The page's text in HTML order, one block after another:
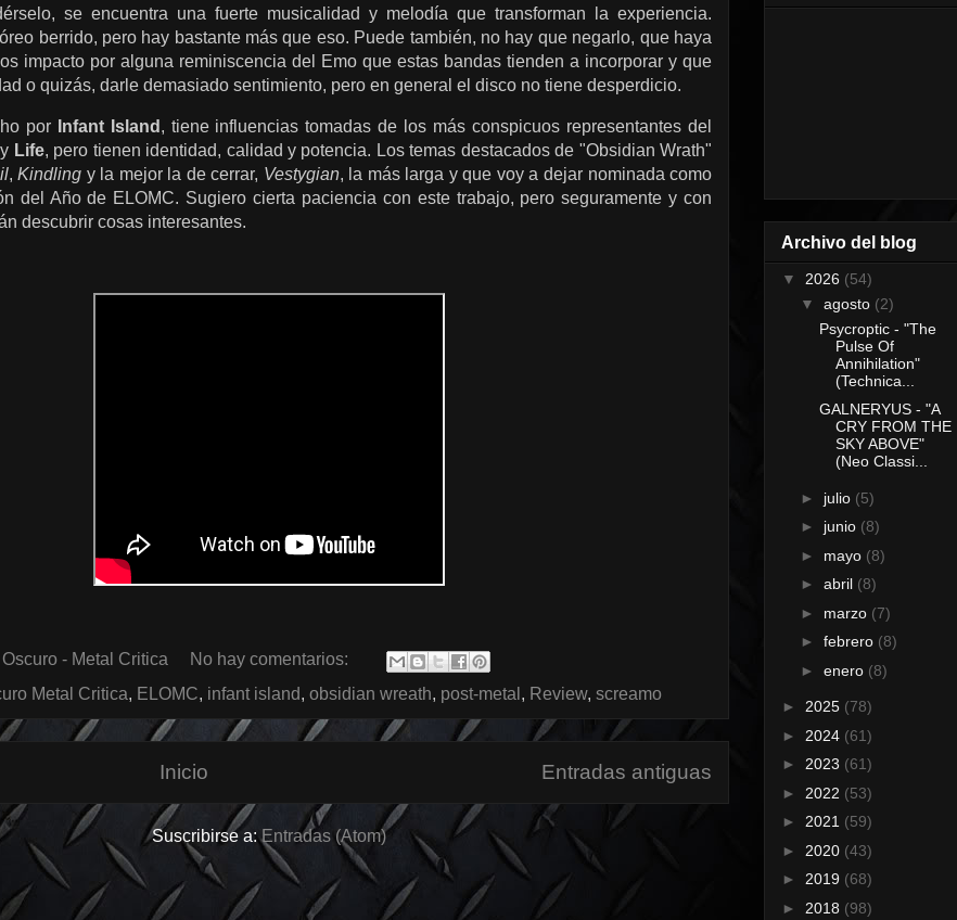
se encuentra una fuerte musicalidad y melodía que transforman la experiencia.
berrido, pero hay bastante más que eso. Puede también, no hay que negarlo, que haya
impacto por alguna reminiscencia del Emo que estas bandas tienden a incorporar y que
o quizás, darle demasiado sentimiento, pero en general el disco no tiene desperdicio.
por Infant Island , tiene influencias tomadas de los más conspicuos representantes del
y Life, pero tienen identidad, calidad y potencia. Los temas destacados de "Obsidian Wrath"
,Kindling y la mejor la de cerrar, Vestygian, la más larga y que voy a dejar nominada como
del Año de ELOMC. Sugiero cierta paciencia con este trabajo, pero seguramente y con
descubrir cosas interesantes.
- Metal Critica
No hay comentarios:
Metal Critica, ELOMC, infant island, obsidian wreath, post-metal , Review, screamo
Entradas antiguas
Inicio
Suscribirse a:Entradas (Atom)
Archivo del blog
▼ 2026 (54)
▼ agosto (2)
Psycroptic - "The
Pulse Of
Annihilation"
(Technica...
GALNERYUS - "A
CRY FROM THE
SKY ABOVE"
(Neo Classi...
► julio (5)
► junio (8)
► mayo (8)
► abril (8)
► marzo (7)
► febrero (8)
► enero (8)
► 2025 (78)
► 2024 (61)
► 2023 (61)
► 2022 (53)
► 2021 (59)
► 2020 (43)
► 2019 (68)
► 2018 (98)